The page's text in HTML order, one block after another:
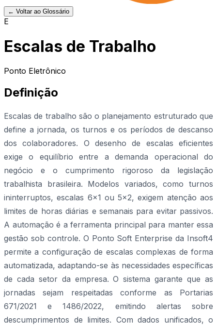
← Voltar ao Glossário
E
Escalas de Trabalho
Ponto Eletrônico
Definição
Escalas de trabalho são o planejamento estruturado que
define a jornada, os turnos e os períodos de descanso
dos colaboradores. O desenho de escalas eficientes
exige o equilíbrio entre a demanda operacional do
negócio e o cumprimento rigoroso da legislação
trabalhista brasileira. Modelos variados, como turnos
ininterruptos, escalas 6x1 ou 5x2, exigem atenção aos
limites de horas diárias e semanais para evitar passivos.
A automação é a ferramenta principal para manter essa
gestão sob controle. O Ponto Soft Enterprise da Insoft4
permite a configuração de escalas complexas de forma
automatizada, adaptando-se às necessidades específicas
de cada setor da empresa. O sistema garante que as
jornadas sejam respeitadas conforme as Portarias
671/2021 e 1486/2022, emitindo alertas sobre
descumprimentos de limites. Com dados unificados, o